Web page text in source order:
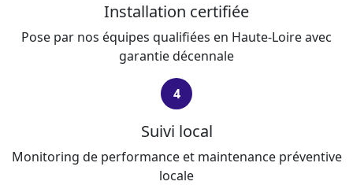
Installation certifiée
Pose par nos équipes qualifiées en Haute-Loire avec
garantie décennale
4
Suivi local
Monitoring de performance et maintenance préventive
locale